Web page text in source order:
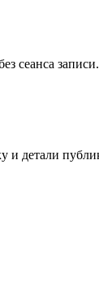
сеанса записи.
и детали